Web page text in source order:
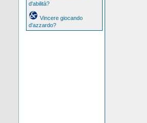
d'abilità?
Vincere giocando
d'azzardo?